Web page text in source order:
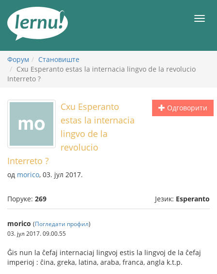
садржају
Форум
Становиште
Cxu Esperanto estas la internacia lingvo de la revolucio
Interreto ?
Одговорити
Cxu Esperanto
estas la internacia
lingvo de la
revolucio
Interreto ?
од morico, 03. јул 2017.
Поруке: 269 Језик: Esperanto
morico (Погледати профил)
03. јул 2017. 09.00.55
Ĝis nun la ĉefaj internaciaj lingvoj estis la lingvoj de la ĉefaj
imperioj : ĉina, greka, latina, araba, franca, angla k.t.p.